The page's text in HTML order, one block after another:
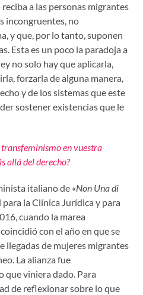
a las personas migrantes
incongruentes, no
y que, por lo tanto, suponen
Esta es un poco la paradoja a
no solo hay que aplicarla,
forzarla de alguna manera,
y de los sistemas que este
sostener existencias que le
transfeminismo en vuestra
allá del derecho?
italiano de «Non Una di
la Clínica Jurídica y para
cuando la marea
con el año en que se
llegadas de mujeres migrantes
La alianza fue
que viniera dado. Para
de reflexionar sobre lo que